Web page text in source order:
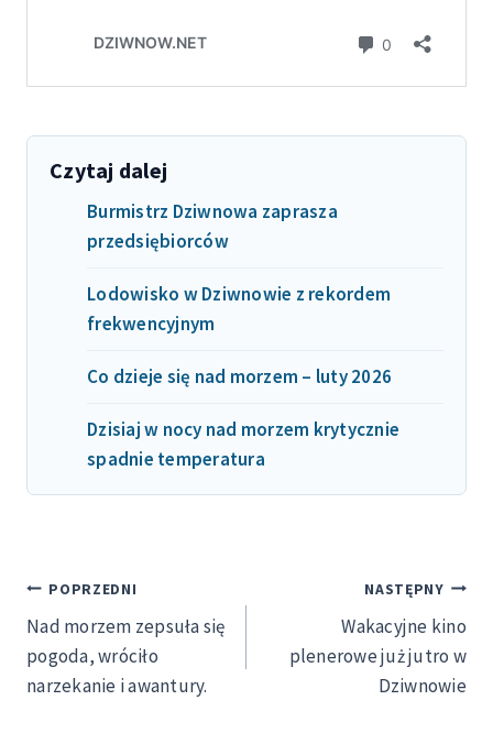
Czytaj dalej
Burmistrz Dziwnowa zaprasza
przedsiębiorców
Lodowisko w Dziwnowie z rekordem
frekwencyjnym
Co dzieje się nad morzem – luty 2026
Dzisiaj w nocy nad morzem krytycznie
spadnie temperatura
Nawigacja
wpisu
POPRZEDNI
Nad morzem zepsuła się
pogoda, wróciło
narzekanie i awantury.
NASTĘPNY
Wakacyjne kino
plenerowe już jutro w
Dziwnowie